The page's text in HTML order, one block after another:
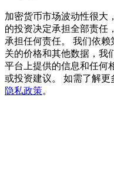
機槍池
一鍵質押鎖定高收益
加密货币市场波动性很大
的投资决定承担全部责任
承担任何责任。 我们依
关的价格和其他数据，我
平台上提供的信息和任何
或投资建议。 如需了解
隐私政策。